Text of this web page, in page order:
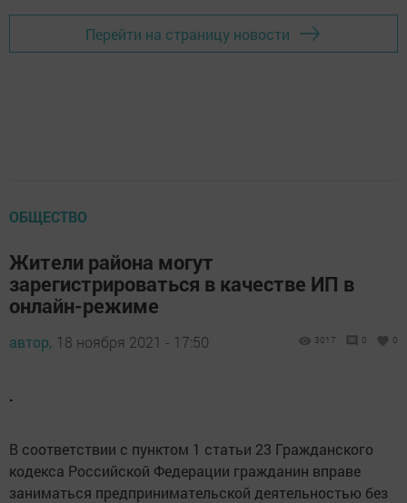
Перейти на страницу новости
ОБЩЕСТВО
Жители района могут
зарегистрироваться в качестве ИП в
онлайн-режиме
автор, 18 ноября 2021 - 17:50 3017 0 0
.
В соответствии с пунктом 1 статьи 23 Гражданского
кодекса Российской Федерации гражданин вправе
заниматься предпринимательской деятельностью без